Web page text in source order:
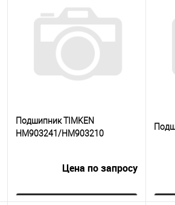
Купить в 1
сравнению
В избранное
Под заказ
Подшипник TIMKEN
HM903241/HM903210
Цена по запросу